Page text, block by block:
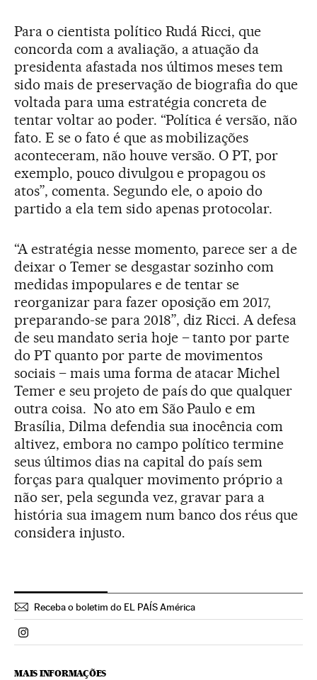
Para o cientista político Rudá Ricci, que
concorda com a avaliação, a atuação da
presidenta afastada nos últimos meses tem
sido mais de preservação de biografia do que
voltada para uma estratégia concreta de
tentar voltar ao poder. “Política é versão, não
fato. E se o fato é que as mobilizações
aconteceram, não houve versão. O PT, por
exemplo, pouco divulgou e propagou os
atos”, comenta. Segundo ele, o apoio do
partido a ela tem sido apenas protocolar.
“A estratégia nesse momento, parece ser a de
deixar o Temer se desgastar sozinho com
medidas impopulares e de tentar se
reorganizar para fazer oposição em 2017,
preparando-se para 2018”, diz Ricci. A defesa
de seu mandato seria hoje – tanto por parte
do PT quanto por parte de movimentos
sociais – mais uma forma de atacar Michel
Temer e seu projeto de país do que qualquer
outra coisa. No ato em São Paulo e em
Brasília, Dilma defendia sua inocência com
altivez, embora no campo político termine
seus últimos dias na capital do país sem
forças para qualquer movimento próprio a
não ser, pela segunda vez, gravar para a
história sua imagem num banco dos réus que
considera injusto.
Receba o boletim do EL PAÍS América
Politica El País Brasil en Instagram
MAIS INFORMAÇÕES